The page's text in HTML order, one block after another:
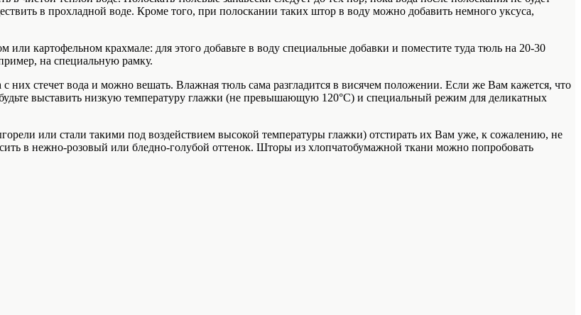
в прохладной воде. Кроме того, при полоскании таких штор в воду можно добавить немного уксуса,
картофельном крахмале: для этого добавьте в воду специальные добавки и поместите туда тюль на 20-30
на специальную рамку.
них стечет вода и можно вешать. Влажная тюль сама разгладится в висячем положении. Если же Вам кажется, что
выставить низкую температуру глажки (не превышающую 120°C) и специальный режим для деликатных
или стали такими под воздействием высокой температуры глажки) отстирать их Вам уже, к сожалению, не
в нежно-розовый или бледно-голубой оттенок. Шторы из хлопчатобумажной ткани можно попробовать